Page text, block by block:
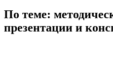
По теме:
презентации и